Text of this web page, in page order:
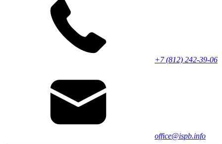
+7 (812) 242-39-06
office@ispb.info